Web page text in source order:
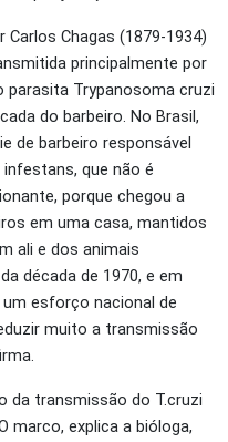
Chagas (1879-1934)
principalmente por
Trypanosoma cruzi
do barbeiro. No Brasil,
de barbeiro responsável
que não é
porque chegou a
em uma casa, mantidos
ali e dos animais
década de 1970, e em
um esforço nacional de
muito a transmissão
da transmissão do T.cruzi
marco, explica a bióloga,